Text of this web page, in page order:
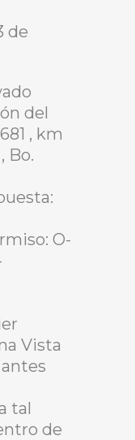
de
del
, km
Bo.
O-
Vista
tal
de